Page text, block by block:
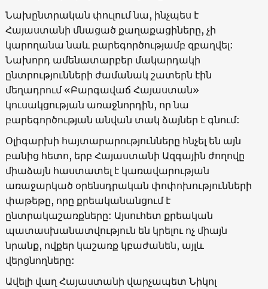
Նախընտրական փուլում նա, ինչպես է
Հայաստանի մնացած քաղաքացիները, չի
կարողանա նաև բարեգործությամբ զբաղվել:
Նախորդ ամենատարբեր մակարդակի
ընտրությունների ժամանակ շատերն էին
մեղադրում «Բարգավաճ Հայաստան»
կուսակցության առաջնորդին, որ նա
բարեգործության անվան տակ ձայներ է գնում:
Օլիգարխի հայտարարությունները հնչել են այն
բանից հետո, երբ Հայաստանի Ազգային ժողովը
միաձայն հաստատել է կառավարության
առաջարկած օրենսդրական փոփոխությունների
փաթեթը, որը քրեականանցում է
ընտրակաշառքները: Այսուհետ քրեական
պատասխանատվություն են կրելու ոչ միայն
նրանք, ովքեր կաշառք կբաժանեն, այլև
վերցնողները:
Ավելի վաղ Հայաստանի վարչապետ Նիկոլ